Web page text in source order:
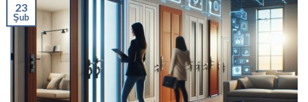
23
Şub